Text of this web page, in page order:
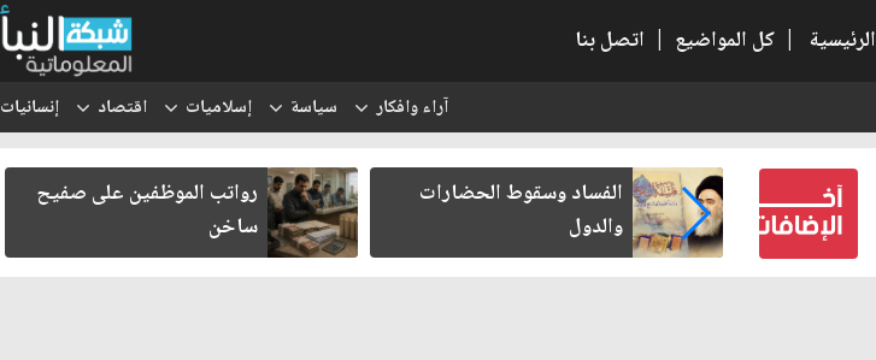
الرئيسية | كل المواضيع | اتصل بنا
آراء وافكار سياسة إسلاميات اقتصاد إنسانيات
كتب لنفسه
الفساد وسقوط الحضارات
والدول
رواتب الموظفين على صفيح
ساخن